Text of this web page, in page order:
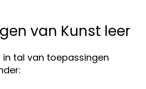
van Kunst leer
in tal van toepassingen